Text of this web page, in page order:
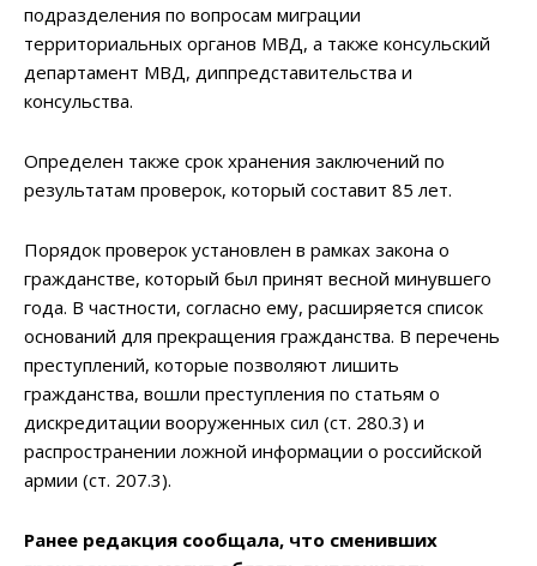
подразделения по вопросам миграции
территориальных органов МВД, а также консульский
департамент МВД, диппредставительства и
консульства.
Определен также срок хранения заключений по
результатам проверок, который составит 85 лет.
Порядок проверок установлен в рамках закона о
гражданстве, который был принят весной минувшего
года. В частности, согласно ему, расширяется список
оснований для прекращения гражданства. В перечень
преступлений, которые позволяют лишить
гражданства, вошли преступления по статьям о
дискредитации вооруженных сил (ст. 280.3) и
распространении ложной информации о российской
армии (ст. 207.3).
Ранее редакция сообщала, что сменивших